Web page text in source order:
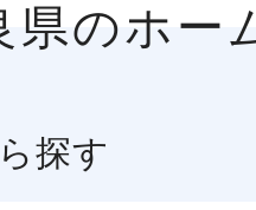
良県のホ
探す